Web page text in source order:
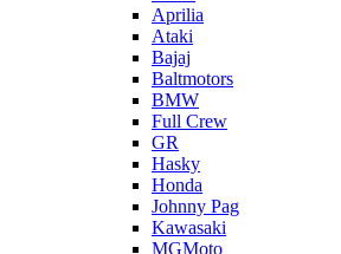
Aprilia
Ataki
Bajaj
Baltmotors
BMW
Full Crew
GR
Hasky
Honda
Johnny Pag
Kawasaki
MGMoto